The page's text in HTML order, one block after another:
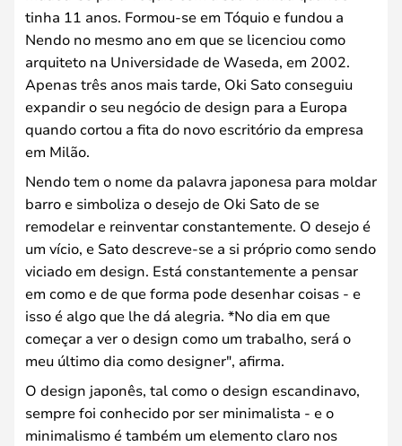
tinha 11 anos. Formou-se em Tóquio e fundou a
Nendo no mesmo ano em que se licenciou como
arquiteto na Universidade de Waseda, em 2002.
Apenas três anos mais tarde, Oki Sato conseguiu
expandir o seu negócio de design para a Europa
quando cortou a fita do novo escritório da empresa
em Milão.
Nendo tem o nome da palavra japonesa para moldar
barro e simboliza o desejo de Oki Sato de se
remodelar e reinventar constantemente. O desejo é
um vício, e Sato descreve-se a si próprio como sendo
viciado em design. Está constantemente a pensar
em como e de que forma pode desenhar coisas - e
isso é algo que lhe dá alegria. *No dia em que
começar a ver o design como um trabalho, será o
meu último dia como designer", afirma.
O design japonês, tal como o design escandinavo,
sempre foi conhecido por ser minimalista - e o
minimalismo é também um elemento claro nos